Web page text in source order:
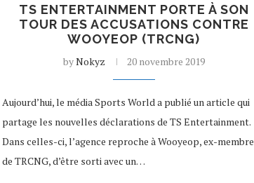
TS ENTERTAINMENT PORTE À SON
TOUR DES ACCUSATIONS CONTRE
WOOYEOP (TRCNG)
byNokyz 20 novembre 2019
Aujourd’hui, le média Sports World a publié un article qui
partage les nouvelles déclarations de TS Entertainment.
Dans celles-ci, l’agence reproche à Wooyeop, ex-membre
de TRCNG, d’être sorti avec un…